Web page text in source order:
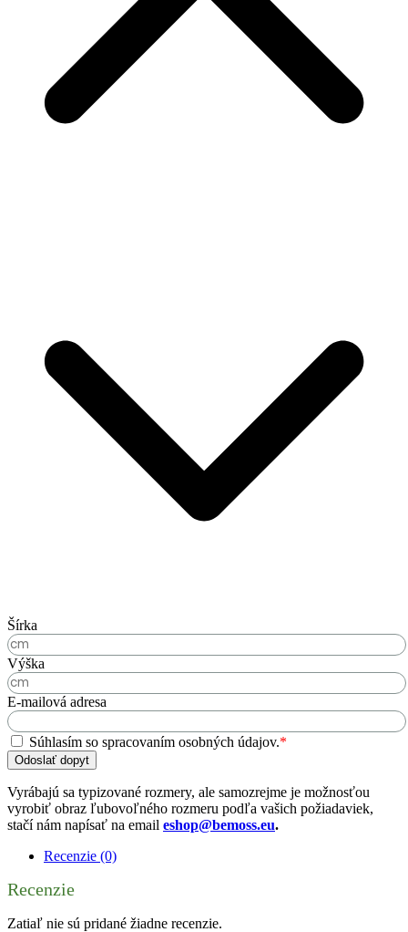
Šírka
Výška
E-mailová adresa
Súhlasím so spracovaním osobných údajov.*
Odoslať dopyt
Vyrábajú sa typizované rozmery, ale samozrejme je možnosťou
vyrobiť obraz ľubovoľného rozmeru podľa vašich požiadaviek,
stačí nám napísať na email eshop@bemoss.eu.
Recenzie (0)
Recenzie
Zatiaľ nie sú pridané žiadne recenzie.